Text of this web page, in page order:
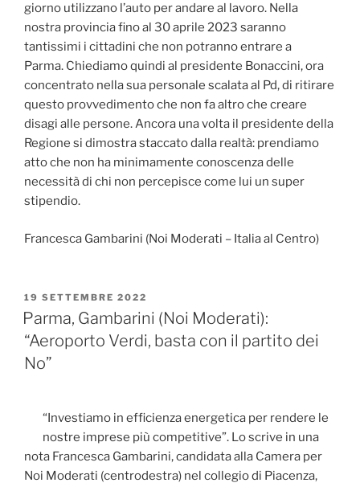
giorno utilizzano l’auto per andare al lavoro. Nella
nostra provincia fino al 30 aprile 2023 saranno
tantissimi i cittadini che non potranno entrare a
Parma. Chiediamo quindi al presidente Bonaccini, ora
concentrato nella sua personale scalata al Pd, di ritirare
questo provvedimento che non fa altro che creare
disagi alle persone. Ancora una volta il presidente della
Regione si dimostra staccato dalla realtà: prendiamo
atto che non ha minimamente conoscenza delle
necessità di chi non percepisce come lui un super
stipendio.
Francesca Gambarini (Noi Moderati – Italia al Centro)
PUBBLICATO
IL
19 SETTEMBRE 2022
Parma, Gambarini (Noi Moderati):
“Aeroporto Verdi, basta con il partito dei
No”
“Investiamo in efficienza energetica per rendere le
nostre imprese più competitive”. Lo scrive in una
nota Francesca Gambarini, candidata alla Camera per
Noi Moderati (centrodestra) nel collegio di Piacenza,